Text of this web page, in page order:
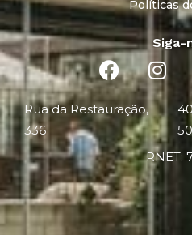
Políticas
Siga-
Rua da Restauração,
336
RNET: